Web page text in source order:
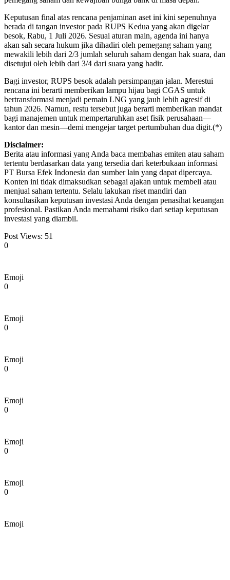
Keputusan final atas rencana penjaminan aset ini kini sepenuhnya
berada di tangan investor pada RUPS Kedua yang akan digelar
besok, Rabu, 1 Juli 2026. Sesuai aturan main, agenda ini hanya
akan sah secara hukum jika dihadiri oleh pemegang saham yang
mewakili lebih dari 2/3 jumlah seluruh saham dengan hak suara, dan
disetujui oleh lebih dari 3/4 dari suara yang hadir.
Bagi investor, RUPS besok adalah persimpangan jalan. Merestui
rencana ini berarti memberikan lampu hijau bagi CGAS untuk
bertransformasi menjadi pemain LNG yang jauh lebih agresif di
tahun 2026. Namun, restu tersebut juga berarti memberikan mandat
bagi manajemen untuk mempertaruhkan aset fisik perusahaan—
kantor dan mesin—demi mengejar target pertumbuhan dua digit.(*)
Disclaimer:
Berita atau informasi yang Anda baca membahas emiten atau saham
tertentu berdasarkan data yang tersedia dari keterbukaan informasi
PT Bursa Efek Indonesia dan sumber lain yang dapat dipercaya.
Konten ini tidak dimaksudkan sebagai ajakan untuk membeli atau
menjual saham tertentu. Selalu lakukan riset mandiri dan
konsultasikan keputusan investasi Anda dengan penasihat keuangan
profesional. Pastikan Anda memahami risiko dari setiap keputusan
investasi yang diambil.
Post Views: 51
0
Emoji
0
Emoji
0
Emoji
0
Emoji
0
Emoji
0
Emoji
0
Emoji